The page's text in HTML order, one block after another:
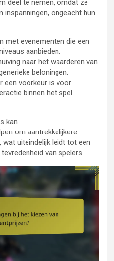
deel te nemen, omdat ze
inspanningen, ongeacht hun
met evenementen die een
aanbieden.
naar het waarderen van
beloningen.
een voorkeur is voor
binnen het spel
kan
om aantrekkelijkere
uiteindelijk leidt tot een
van spelers.